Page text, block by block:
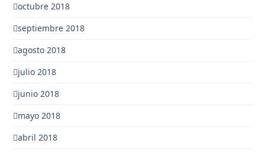
octubre 2018
septiembre 2018
agosto 2018
julio 2018
junio 2018
mayo 2018
abril 2018